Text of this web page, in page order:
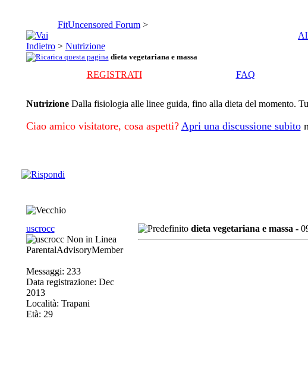
FitUncensored Forum >
> Nutrizione
dieta vegetariana e massa
REGISTRATI FAQ
Nutrizione Dalla fisiologia alle linee guida, fino alla dieta del momento.
Ciao amico visitatore, cosa aspetti? Apri una discussione subito
uscrocc
ParentalAdvisoryMember
Messaggi: 233
Data registrazione: Dec
2013
Località: Trapani
Età: 29
dieta vegetariana e massa -